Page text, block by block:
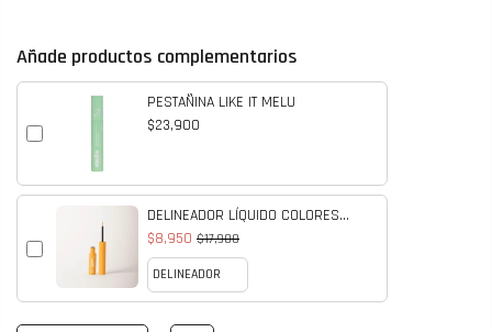
Añade productos complementarios
PESTAÑINA LIKE IT MELU
$23,900
DELINEADOR LÍQUIDO COLORES
MELU
$8,950 $17,900